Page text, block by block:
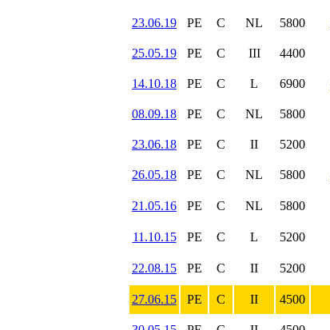
23.06.19 PE C NL 5800
25.05.19 PE C III 4400
14.10.18 PE C L 6900
08.09.18 PE C NL 5800
23.06.18 PE C II 5200
26.05.18 PE C NL 5800
21.05.16 PE C NL 5800
11.10.15 PE C L 5200
22.08.15 PE C II 5200
27.06.15 PE C II 4500